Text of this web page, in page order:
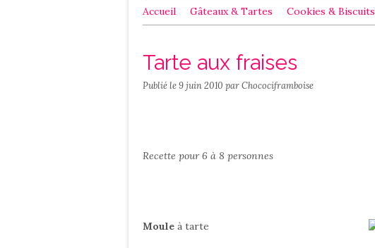
Accueil Gâteaux & Tartes Cookies & Biscuits
Tarte aux fraises
Publié le9 juin 2010 par Chocociframboise
Recette pour 6 à 8 personnes
Moule à tarte